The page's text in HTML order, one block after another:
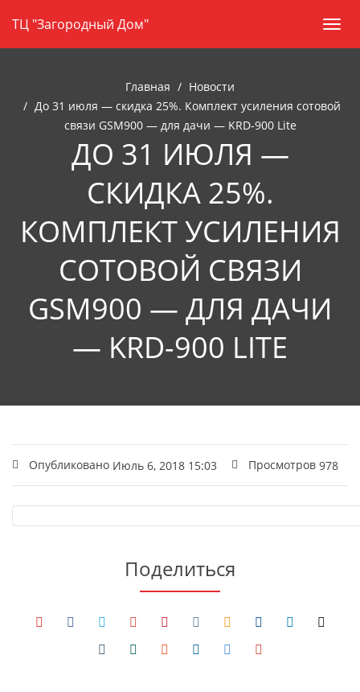
Skip
Навигация
ТЦ "Загородный Дом"
Главная
Новости
До 31 июля — скидка 25%. Комплект усиления сотовой
связи GSM900 — для дачи — KRD-900 Lite
ДО 31 ИЮЛЯ —
СКИДКА 25%.
КОМПЛЕКТ УСИЛЕНИЯ
СОТОВОЙ СВЯЗИ
GSM900 — ДЛЯ ДАЧИ
— KRD-900 LITE
Опубликовано Июль 6, 2018 15:03 Просмотров 978
Поделиться